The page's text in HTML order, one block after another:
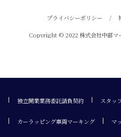
プライバシーポリシー /
Copyright © 2022 株式会社中部
独立開業業務委託請負契約 スタッ
カーラッピング車両マーキング マ